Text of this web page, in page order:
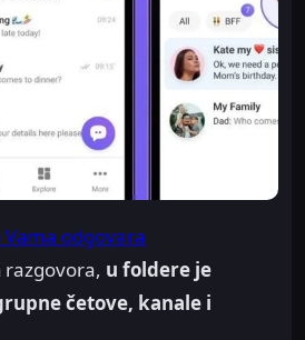
odgovara
razgovora, u foldere je
četove, kanale i